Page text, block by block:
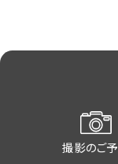
撮影のご